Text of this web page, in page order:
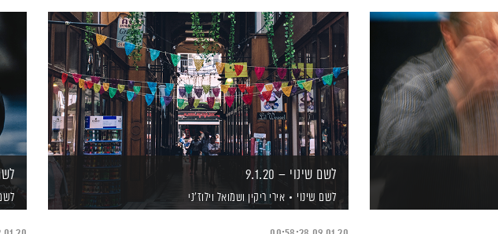
לשם שינוי – 9.1.20
לשם שינוי אירי ריקין ושמואל וילוז'ני
לשם